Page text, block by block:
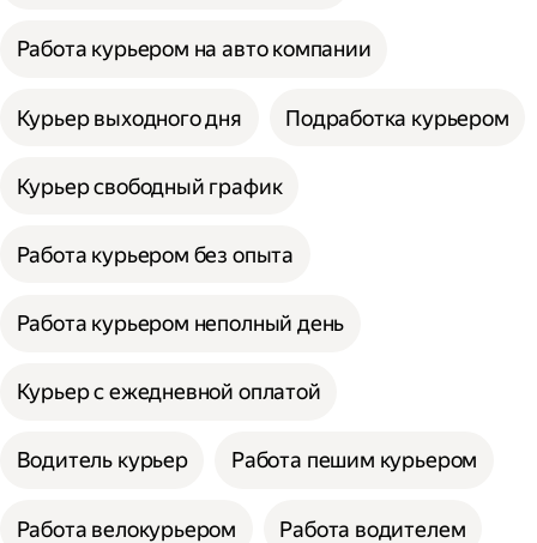
Работа курьером на авто компании
Курьер выходного дня Подработка курьером
Курьер свободный график
Работа курьером без опыта
Работа курьером неполный день
Курьер с ежедневной оплатой
Водитель курьер Работа пешим курьером
Работа велокурьером Работа водителем